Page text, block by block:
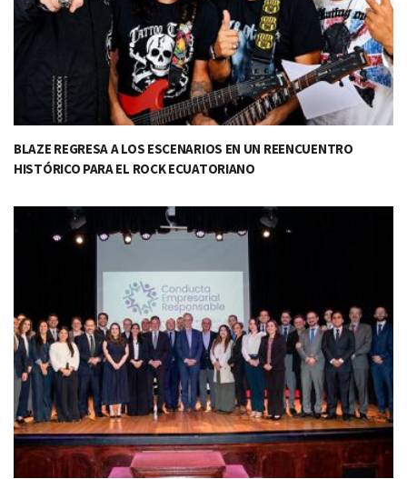
BLAZE REGRESA A LOS ESCENARIOS EN UN REENCUENTRO
HISTÓRICO PARA EL ROCK ECUATORIANO